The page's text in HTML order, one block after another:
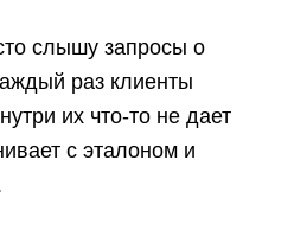
слышу запросы о
раз клиенты
их что-то не дает
с эталоном и